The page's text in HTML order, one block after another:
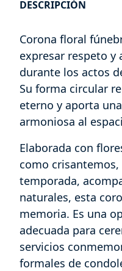
DESCRIPCIÓN
Corona floral
expresar respeto y
durante los actos
Su forma circular
eterno y aporta
armoniosa al
Elaborada con
como
temporada,
naturales, esta
memoria. Es una
adecuada para
servicios
formales de